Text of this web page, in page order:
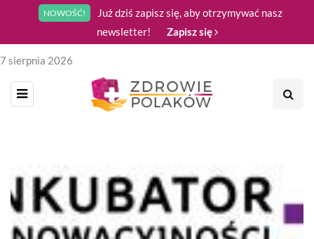
NOWOŚĆ!
Już dziś zapisz się, aby otrzymywać nasz
newsletter!
Zapisz się
7 sierpnia 2026